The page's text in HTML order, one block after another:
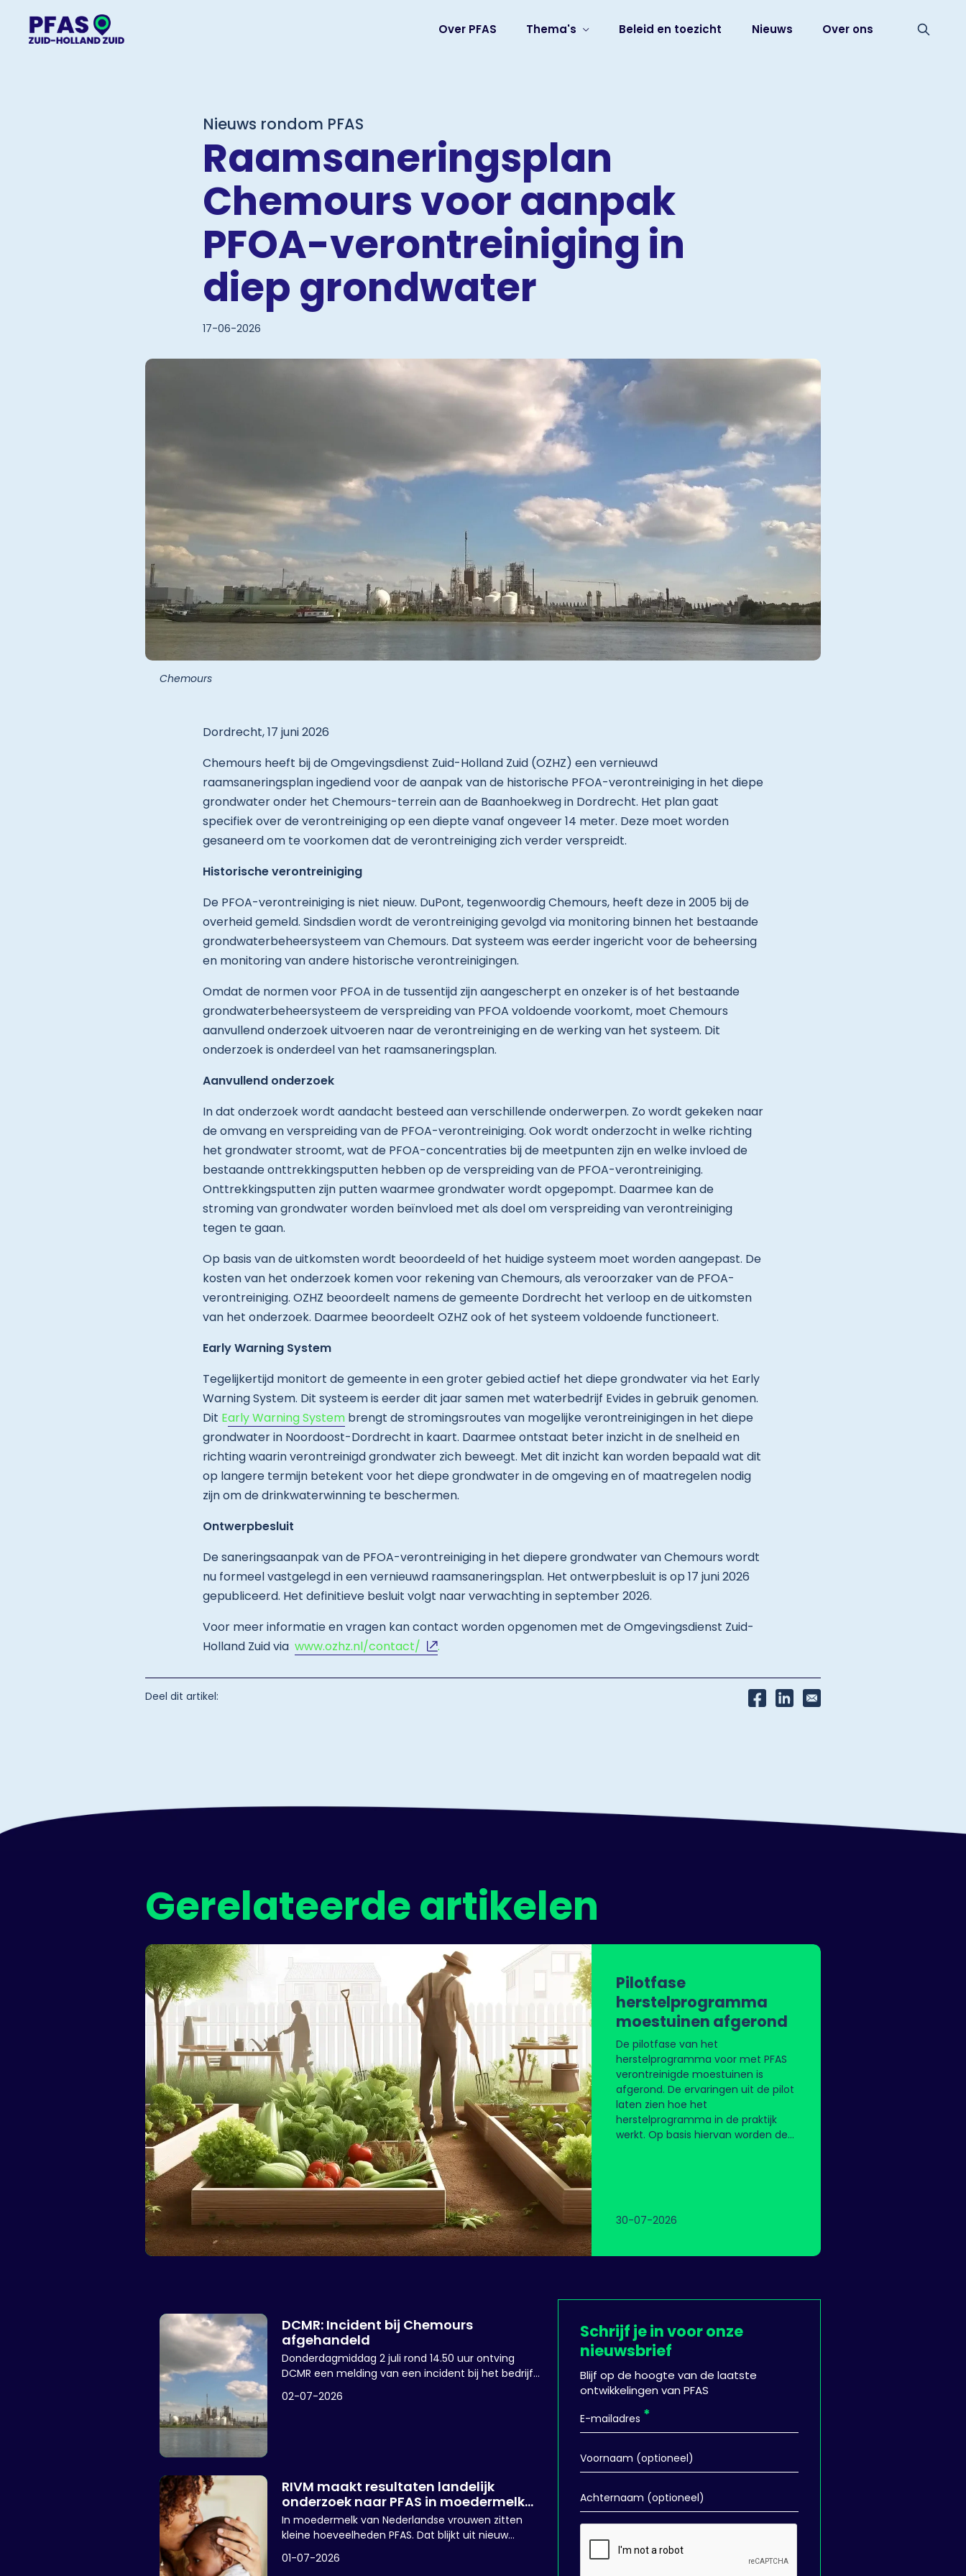
Over PFAS Thema's Beleid en toezicht Nieuws Over ons
Nieuws rondom PFAS
Raamsaneringsplan
Chemours voor aanpak
PFOA-verontreiniging in
diep grondwater
17-06-2026
Chemours
Dordrecht, 17 juni 2026
Chemours heeft bij de Omgevingsdienst Zuid-Holland Zuid (OZHZ) een vernieuwd
raamsaneringsplan ingediend voor de aanpak van de historische PFOA-verontreiniging in het diepe
grondwater onder het Chemours-terrein aan de Baanhoekweg in Dordrecht. Het plan gaat
specifiek over de verontreiniging op een diepte vanaf ongeveer 14 meter. Deze moet worden
gesaneerd om te voorkomen dat de verontreiniging zich verder verspreidt.
Historische verontreiniging
De PFOA-verontreiniging is niet nieuw. DuPont, tegenwoordig Chemours, heeft deze in 2005 bij de
overheid gemeld. Sindsdien wordt de verontreiniging gevolgd via monitoring binnen het bestaande
grondwaterbeheersysteem van Chemours. Dat systeem was eerder ingericht voor de beheersing
en monitoring van andere historische verontreinigingen.
Omdat de normen voor PFOA in de tussentijd zijn aangescherpt en onzeker is of het bestaande
grondwaterbeheersysteem de verspreiding van PFOA voldoende voorkomt, moet Chemours
aanvullend onderzoek uitvoeren naar de verontreiniging en de werking van het systeem. Dit
onderzoek is onderdeel van het raamsaneringsplan.
Aanvullend onderzoek
In dat onderzoek wordt aandacht besteed aan verschillende onderwerpen. Zo wordt gekeken naar
de omvang en verspreiding van de PFOA-verontreiniging. Ook wordt onderzocht in welke richting
het grondwater stroomt, wat de PFOA-concentraties bij de meetpunten zijn en welke invloed de
bestaande onttrekkingsputten hebben op de verspreiding van de PFOA-verontreiniging.
Onttrekkingsputten zijn putten waarmee grondwater wordt opgepompt. Daarmee kan de
stroming van grondwater worden beïnvloed met als doel om verspreiding van verontreiniging
tegen te gaan.
Op basis van de uitkomsten wordt beoordeeld of het huidige systeem moet worden aangepast. De
kosten van het onderzoek komen voor rekening van Chemours, als veroorzaker van de PFOA-
verontreiniging. OZHZ beoordeelt namens de gemeente Dordrecht het verloop en de uitkomsten
van het onderzoek. Daarmee beoordeelt OZHZ ook of het systeem voldoende functioneert.
Early Warning System
Tegelijkertijd monitort de gemeente in een groter gebied actief het diepe grondwater via het Early
Warning System. Dit systeem is eerder dit jaar samen met waterbedrijf Evides in gebruik genomen.
Dit Early Warning System brengt de stromingsroutes van mogelijke verontreinigingen in het diepe
grondwater in Noordoost-Dordrecht in kaart. Daarmee ontstaat beter inzicht in de snelheid en
richting waarin verontreinigd grondwater zich beweegt. Met dit inzicht kan worden bepaald wat dit
op langere termijn betekent voor het diepe grondwater in de omgeving en of maatregelen nodig
zijn om de drinkwaterwinning te beschermen.
Ontwerpbesluit
De saneringsaanpak van de PFOA-verontreiniging in het diepere grondwater van Chemours wordt
nu formeel vastgelegd in een vernieuwd raamsaneringsplan. Het ontwerpbesluit is op 17 juni 2026
gepubliceerd. Het definitieve besluit volgt naar verwachting in september 2026.
Voor meer informatie en vragen kan contact worden opgenomen met de Omgevingsdienst Zuid-
Holland Zuid via www.ozhz.nl/contact/ .
Deel dit artikel:
Gerelateerde artikelen
Pilotfase
herstelprogramma
moestuinen afgerond
De pilotfase van het
herstelprogramma voor met PFAS
verontreinigde moestuinen is
afgerond. De ervaringen uit de pilot
laten zien hoe het
herstelprogramma in de praktijk
werkt. Op basis hiervan worden de
30-07-2026
DCMR: Incident bij Chemours
afgehandeld
Donderdagmiddag 2 juli rond 14.50 uur ontving
DCMR een melding van een incident bij het bedrijf
Chemours in Dordrecht.
02-07-2026
RIVM maakt resultaten landelijk
onderzoek naar PFAS in moedermelk
bekend
In moedermelk van Nederlandse vrouwen zitten
kleine hoeveelheden PFAS. Dat blijkt uit nieuw
onderzoek van het RIVM. Het RIVM en het
Voedingscentrum blijven adviseren om, als dat
01-07-2026
Schrijf je in voor onze
nieuwsbrief
Blijf op de hoogte van de laatste
ontwikkelingen van PFAS